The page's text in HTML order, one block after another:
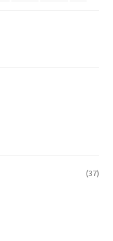
(37)